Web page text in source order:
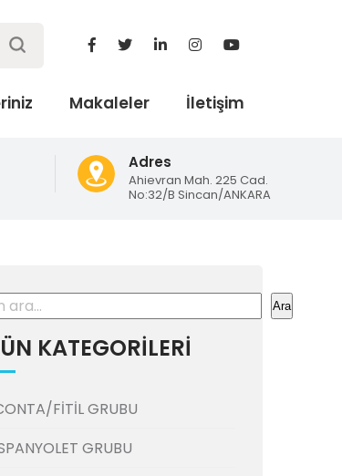
Makaleler İletişim
Adres
Ahievran Mah. 225 Cad.
No:32/B Sincan/ANKARA
Ara
KATEGORİLERİ
FİTİL GRUBU
GRUBU